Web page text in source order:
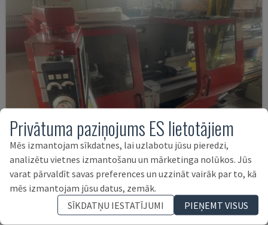
EMCOMAT 200X1000
EMCO - HORIZONTĀLĀS VIRPOŠANAS MAŠĪNAS
Privātuma paziņojums ES lietotājiem
Mēs izmantojam sīkdatnes, lai uzlabotu jūsu pieredzi,
analizētu vietnes izmantošanu un mārketinga nolūkos. Jūs
varat pārvaldīt savas preferences un uzzināt vairāk par to, kā
mēs izmantojam jūsu datus, zemāk.
SĪKDATŅU IESTATĪJUMI
PIEŅEMT VISUS